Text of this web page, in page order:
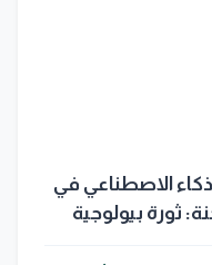
الاصطناعي في
ثورة بيولوجية